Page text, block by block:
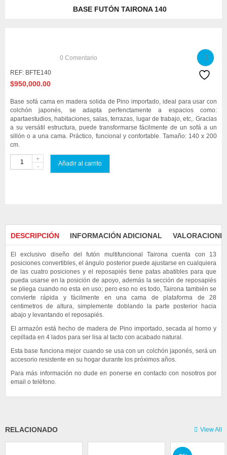
BASE FUTÓN TAIRONA 140
0 Comentario
REF: BFTE140
$950,000.00
Base sofá cama en madera solida de Pino importado, ideal para usar con
colchón japonés, se adapta perfenctamente a espacios como:
apartaestudios, habitaciones, salas, terrazas, lugar de trabajo, etc,. Gracias
a su versátil estructura, puede transformarse fácilmente de un sofá a un
sillón o a una cama. Práctico, funcional y confortable. Tamaño: 140 x 200
cm.
Añadir al carrito
DESCRIPCIÓN INFORMACIÓN ADICIONAL
El exclusivo diseño del futón multifuncional Tairona cuenta con 13
posiciones convertibles, el ángulo posterior puede ajustarse en cualquiera
de las cuatro posiciones y el reposapiés tiene patas abatibles para que
pueda usarse en la posición de apoyo, además la sección de reposapiés
se pliega cuando no esta en uso; pero eso no es todo, Tairona también se
convierte rápida y fácilmente en una cama de plataforma de 28
centimetros de altura, simplemente doblando la parte posterior hacia
abajo y levantando el reposapiés.
El armazón está hecho de madera de Pino importado, secada al horno y
cepillada en 4 lados para ser lisa al tacto con acabado natural.
Esta base funciona mejor cuando se usa con un colchón japonés, será un
accesorio resistente en su hogar durante los próximos años.
Para más información no dude en ponerse en contacto con nosotros por
email o teléfono.
Características
hasta 13 posiciones diferentes para su estructura. Su diseño es sobrio y
No hay valoraciones aún.
RELACIONADO View All